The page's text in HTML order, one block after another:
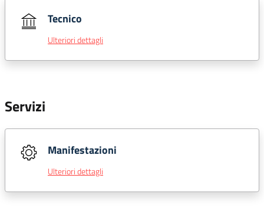
Tecnico
Ulteriori dettagli
Servizi
Manifestazioni
Ulteriori dettagli